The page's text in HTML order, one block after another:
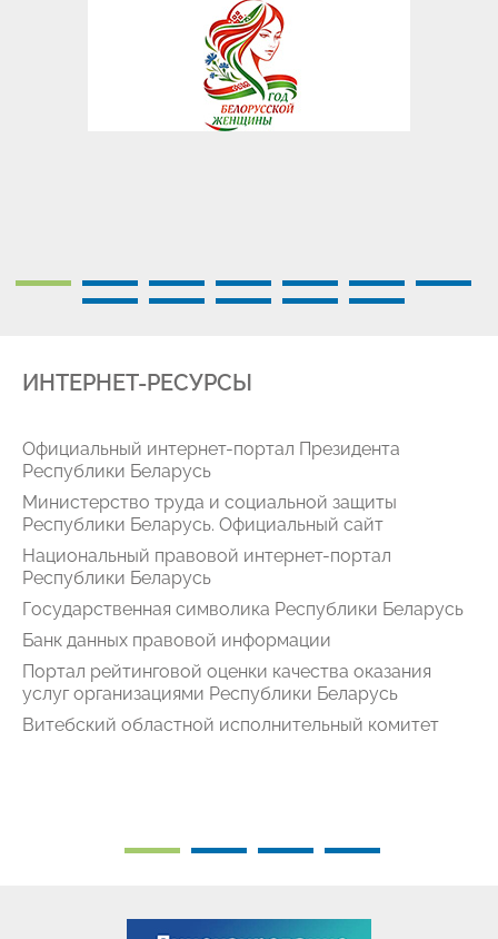
ИНТЕРНЕТ-РЕСУРСЫ
Официальный интернет-портал Президента
Республики Беларусь
Министерство труда и социальной защиты
Республики Беларусь. Официальный сайт
Национальный правовой интернет-портал
Республики Беларусь
Государственная символика Республики Беларусь
Банк данных правовой информации
Портал рейтинговой оценки качества оказания
услуг организациями Республики Беларусь
Витебский областной исполнительный комитет